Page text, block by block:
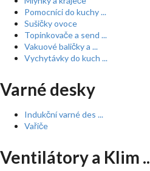
Pomocníci do kuchy ...
Sušičky ovoce
Topinkovače a send ...
Vakuové baličky a ...
Vychytávky do kuch ...
Varné desky
Indukční varné des ...
Vařiče
Ventilátory a Klim